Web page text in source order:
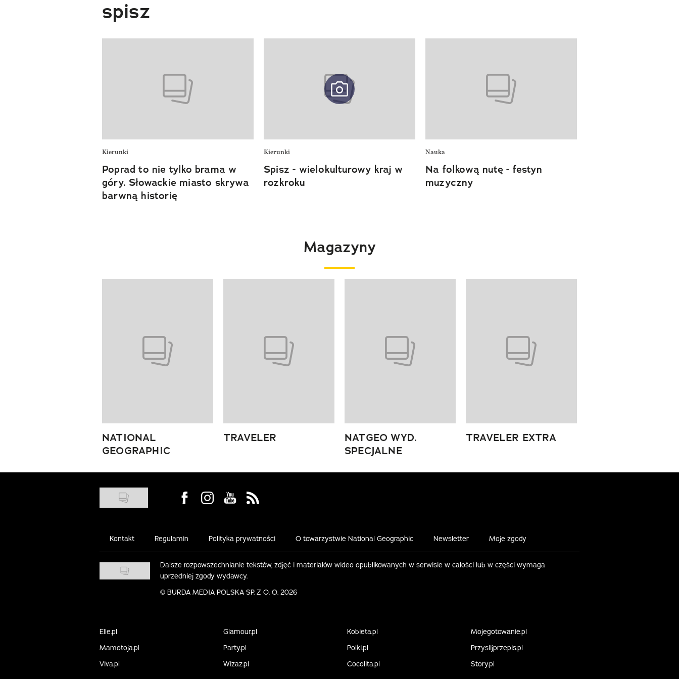
spisz
Kierunki
Poprad to nie tylko brama w
góry. Słowackie miasto skrywa
barwną historię
Kierunki
Spisz - wielokulturowy kraj w
rozkroku
Nauka
Na folkową nutę - festyn
muzyczny
Magazyny
NATIONAL
GEOGRAPHIC
TRAVELER
NATGEO WYD.
SPECJALNE
TRAVELER EXTRA
Visit us on Facebook
Visit us on Instagram
Visit us on Youtube
Visit us on Rss
Kontakt Regulamin Polityka prywatności O towarzystwie National Geographic Newsletter Moje zgody
Dalsze rozpowszechnianie tekstów, zdjęć i materiałów wideo opublikowanych w serwisie w całości lub w części wymaga
uprzedniej zgody wydawcy.
© BURDA MEDIA POLSKA SP. Z O. O. 2026
Elle.pl Glamour.pl Kobieta.pl
Mojegotowanie.pl
Mamotoja.pl
Party.pl Polki.pl
Przyslijprzepis.pl
Viva.pl
Wizaz.pl Cocolita.pl Story.pl